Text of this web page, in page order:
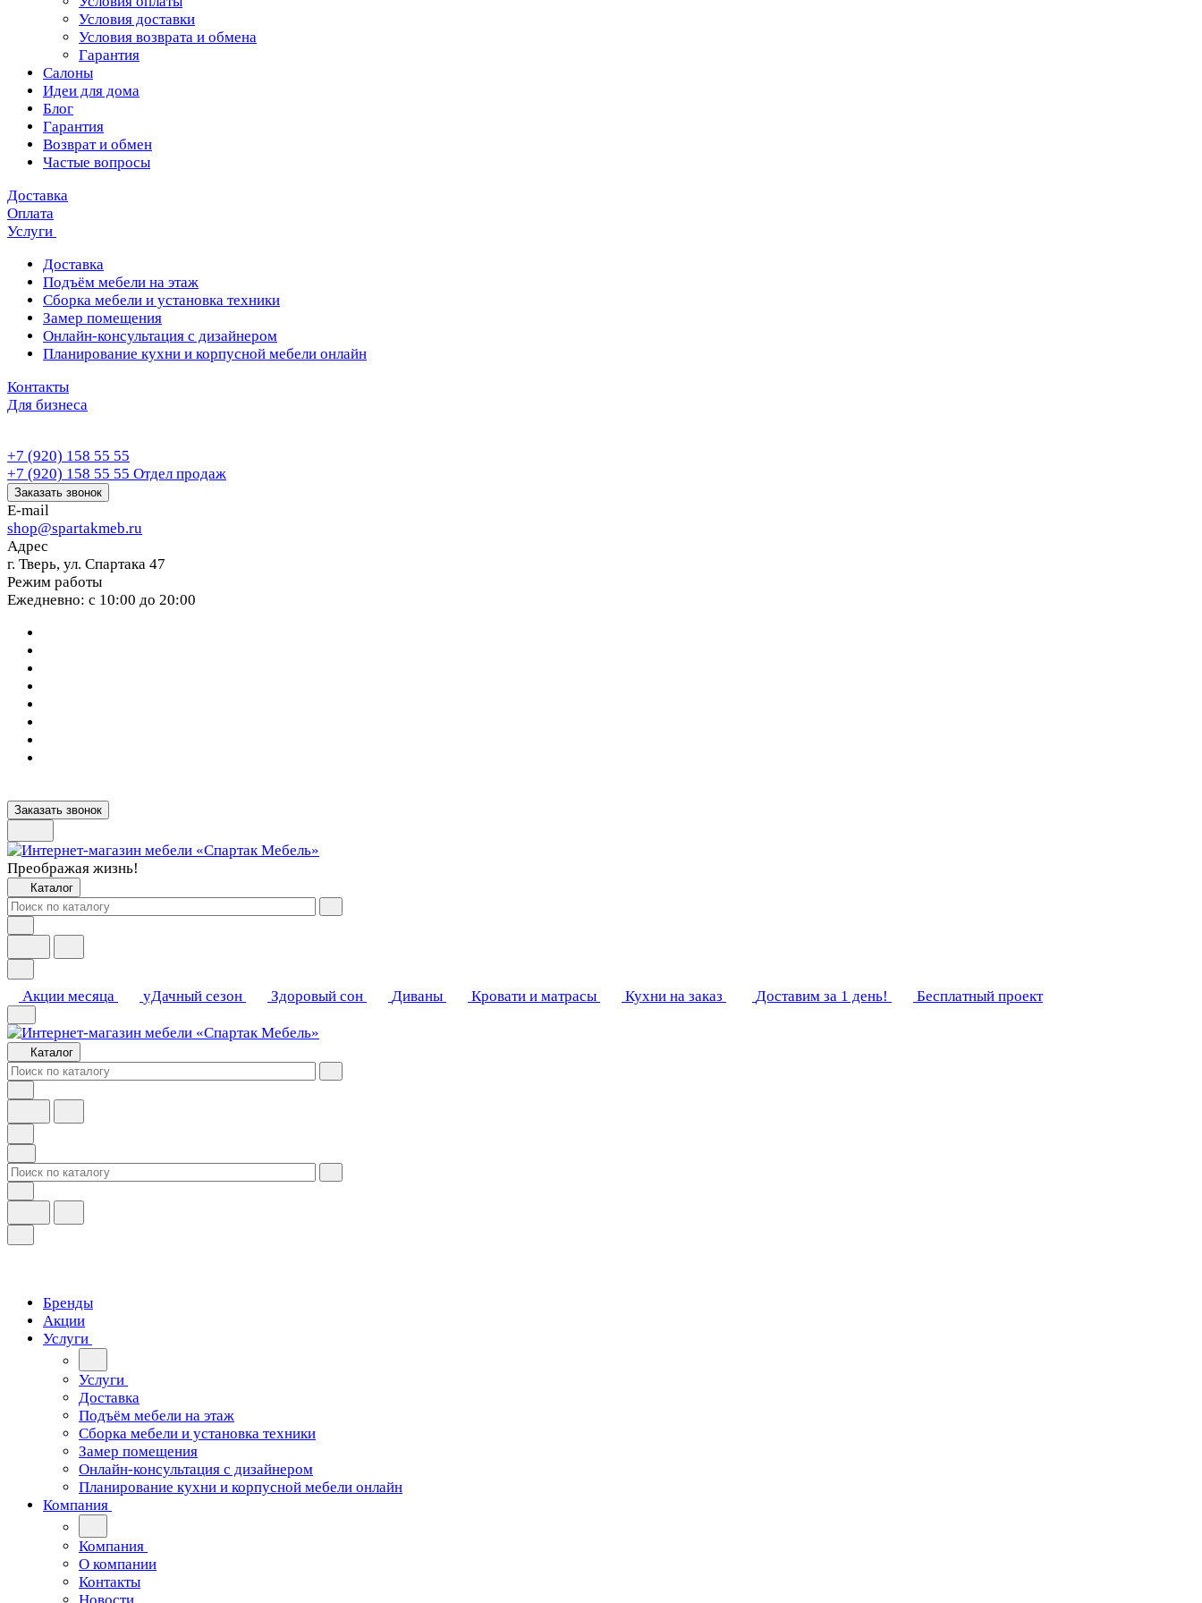
Условия доставки
Условия возврата и обмена
Гарантия
Салоны
Идеи для дома
Блог
Гарантия
Возврат и обмен
Частые вопросы
Доставка
Оплата
Услуги
Доставка
Подъём мебели на этаж
Сборка мебели и установка техники
Замер помещения
Онлайн-консультация с дизайнером
Планирование кухни и корпусной мебели онлайн
Контакты
Для бизнеса
+7 (920) 158 55 55
+7 (920) 158 55 55 Отдел продаж
Заказать звонок
E-mail
shop@spartakmeb.ru
Адрес
г. Тверь, ул. Спартака 47
Режим работы
Ежедневно: с 10:00 до 20:00
Заказать звонок
Преображая жизнь!
Каталог
Акции месяца уДачный сезон Здоровый сон Диваны Кровати и матрасы Кухни на заказ Доставим за 1 день! Бесплатный проект
Каталог
Бренды
Акции
Услуги
Услуги
Доставка
Подъём мебели на этаж
Сборка мебели и установка техники
Замер помещения
Онлайн-консультация с дизайнером
Планирование кухни и корпусной мебели онлайн
Компания
Компания
О компании
Контакты